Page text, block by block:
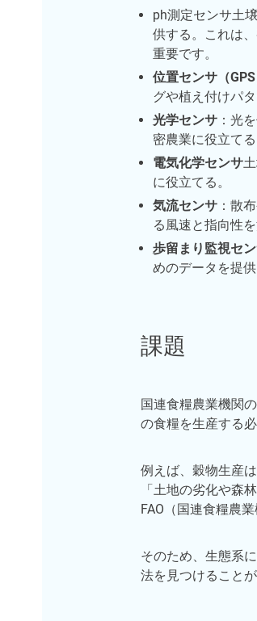
ph測定センサ土
供する。これは
重要です。
位置センサ（GPS
グや植え付けパ
光学センサ ：光
密農業に役立てる
電気化学センサ
に役立てる。
気流センサ ：散
る風速と指向性を
歩留まり監視セ
めのデータを提供
課題
国連食糧農業機関
の食糧を生産する
例えば、穀物生産
「土地の劣化や森
FAO（国連食糧農
そのため、生態系
法を見つけること